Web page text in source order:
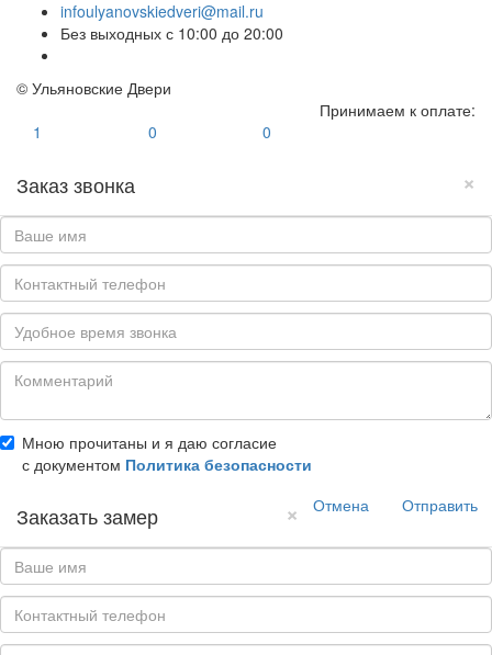
infoulyanovskiedveri@mail.ru
Без выходных с 10:00 до 20:00
© Ульяновские Двери
Принимаем к оплате:
1
0 0
×
Заказ звонка
Мною прочитаны и я даю согласие
с документом Политика безопасности
Отмена
Отправить
×
Заказать замер